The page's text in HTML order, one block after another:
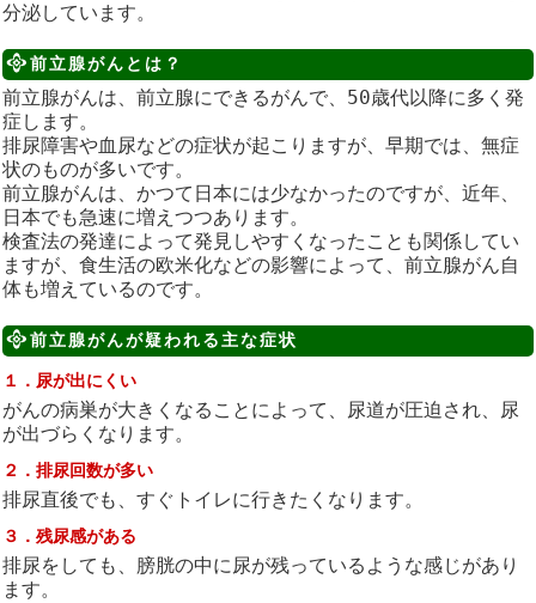
分泌しています。
前立腺がんとは？
前立腺がんは、前立腺にできるがんで、50歳代以降に多く発
症します。
排尿障害や血尿などの症状が起こりますが、早期では、無症
状のものが多いです。
前立腺がんは、かつて日本には少なかったのですが、近年、
日本でも急速に増えつつあります。
検査法の発達によって発見しやすくなったことも関係してい
ますが、食生活の欧米化などの影響によって、前立腺がん自
体も増えているのです。
前立腺がんが疑われる主な症状
１．尿が出にくい
がんの病巣が大きくなることによって、尿道が圧迫され、尿
が出づらくなります。
２．排尿回数が多い
排尿直後でも、すぐトイレに行きたくなります。
３．残尿感がある
排尿をしても、膀胱の中に尿が残っているような感じがあり
ます。